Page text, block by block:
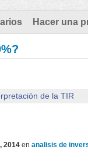
Hacer una
de la TIR
2014 en analisis de